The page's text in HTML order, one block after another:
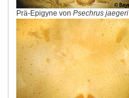
Prä-Epigyne von Psechrus jaegeri